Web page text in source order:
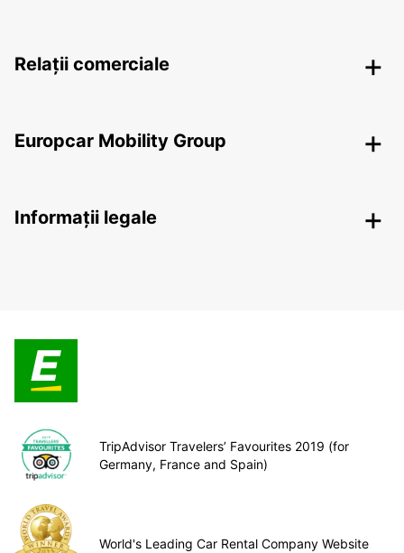
Relații comerciale
Europcar Mobility Group
Informații legale
TripAdvisor Travelers’ Favourites 2019 (for
Germany, France and Spain)
World's Leading Car Rental Company Website